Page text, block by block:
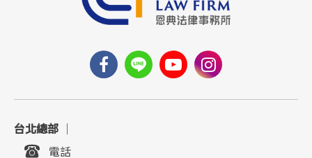
台北總部 ｜
電話